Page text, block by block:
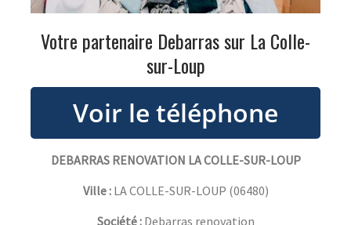
Votre partenaire Debarras sur La Colle-
sur-Loup
DEBARRAS RENOVATION LA COLLE-SUR-LOUP
Ville : LA COLLE-SUR-LOUP (06480)
Société : Debarras renovation